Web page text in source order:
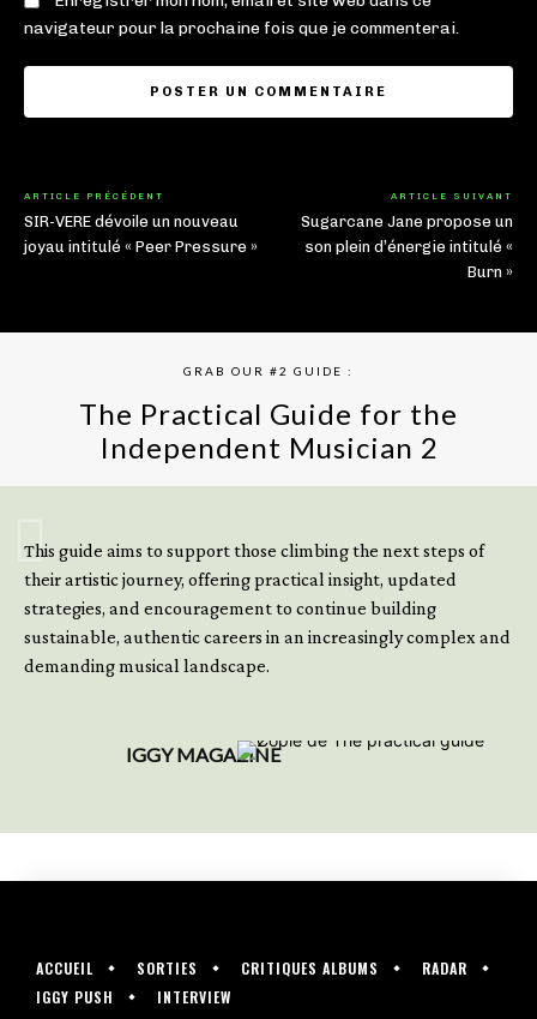
navigateur pour la prochaine fois que je commenterai.
ARTICLE PRÉCÉDENT
SIR-VERE dévoile un nouveau
joyau intitulé « Peer Pressure »
ARTICLE SUIVANT
Sugarcane Jane propose un
son plein d’énergie intitulé «
Burn »
GRAB OUR #2 GUIDE :
The Practical Guide for the
Independent Musician 2
This guide aims to support those climbing the next steps of
their artistic journey, offering practical insight, updated
strategies, and encouragement to continue building
sustainable, authentic careers in an increasingly complex and
demanding musical landscape.
IGGY MAGAZINE
ACCUEIL SORTIES CRITIQUES ALBUMS
RADAR
IGGY PUSH
INTERVIEW